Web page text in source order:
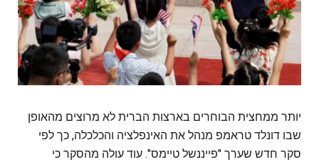
יותר ממחצית הבוחרים בארצות הברית לא מרוצים מהאופן
שבו דונלד טראמפ מנהל את האינפלציה והכלכלה, כך לפי
סקר חדש שערך "פייננשל טיימס". עוד עולה מהסקר כי